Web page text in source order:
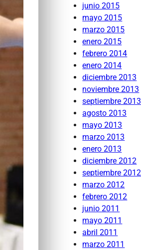
junio 2015
mayo 2015
marzo 2015
enero 2015
febrero 2014
enero 2014
diciembre 2013
noviembre 2013
septiembre 2013
agosto 2013
mayo 2013
marzo 2013
enero 2013
diciembre 2012
septiembre 2012
marzo 2012
febrero 2012
junio 2011
mayo 2011
abril 2011
marzo 2011